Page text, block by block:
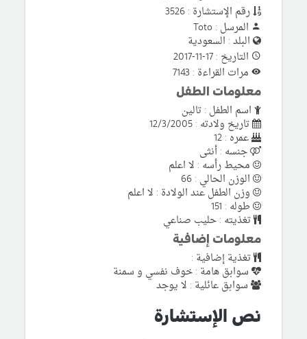
رقم الإستشارة : 3526
المرسل : Toto
البلد : السعودية
التاريخ : 17-11-2017
مرات القراءة : 7143
معلومات الطفل
اسم الطفل : تالين
تاريخ ولادته : 12/3/2005
عمره : 12
جنسه : أنثى
محيط رأسه : لا اعلم
الوزن الحالي : 66
وزن الطفل عند الولادة : لا اعلم
طوله : 151
تغذيته : حليب صناعي
معلومات إضافية
تغذية إضافية :
سوابق هامة : خوف نفسي و سمنة
سوابق عائلية : لا يوجد
نص الإستشارة